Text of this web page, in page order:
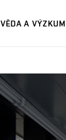
VĚDA A VÝZKUM